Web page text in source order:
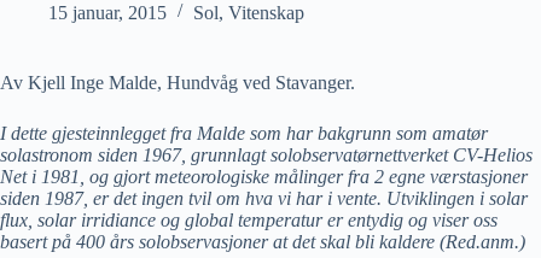
15 januar, 2015 Sol, Vitenskap
Av Kjell Inge Malde, Hundvåg ved Stavanger.
I dette gjesteinnlegget fra Malde som har bakgrunn som amatør
solastronom siden 1967, grunnlagt solobservatørnettverket CV-Helios
Net i 1981, og gjort meteorologiske målinger fra 2 egne værstasjoner
siden 1987, er det ingen tvil om hva vi har i vente. Utviklingen i solar
flux, solar irridiance og global temperatur er entydig og viser oss
basert på 400 års solobservasjoner at det skal bli kaldere (Red.anm.)